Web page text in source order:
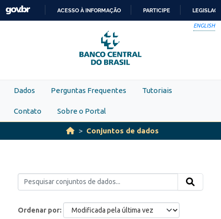
Skip to main content
PARA
O
CONTEÚDO
ACESSO À INFORMAÇÃO PARTICIPE
ENGLISH
Dados Perguntas Frequentes Tutoriais
Contato Sobre o Portal
Conjuntos de dados
Ordenar por